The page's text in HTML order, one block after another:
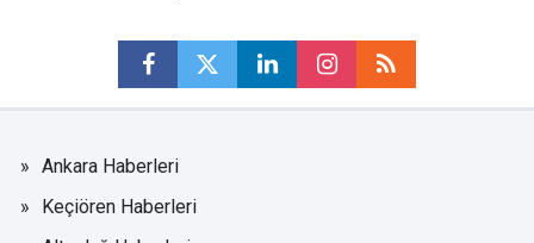
Ankara Haberleri
Keçiören Haberleri